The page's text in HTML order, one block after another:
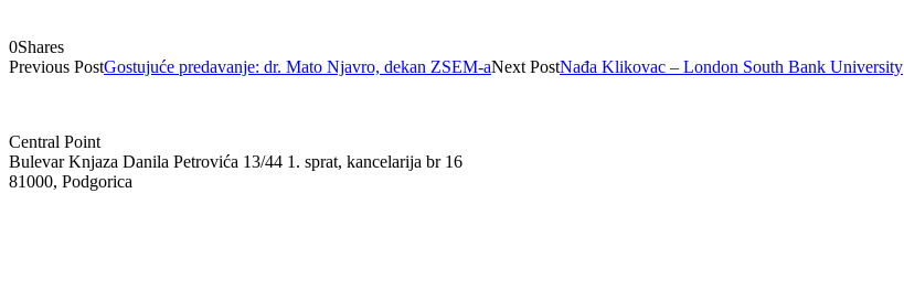
0Shares
Previous PostGostujuće predavanje: dr. Mato Njavro, dekan ZSEM-aNext PostNađa Klikovac – London South Bank University
Central Point
Bulevar Knjaza Danila Petrovića 13/44 1. sprat, kancelarija br 16
81000, Podgorica